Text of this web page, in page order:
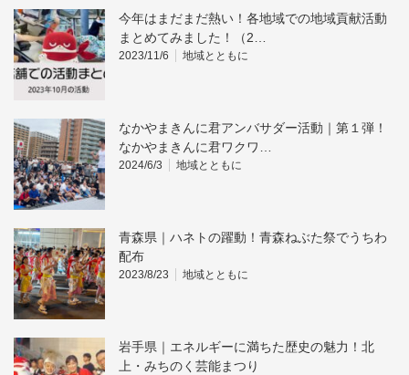
今年はまだまだ熱い！各地域での地域貢献活動
まとめてみました！（2…
2023/11/6 地域とともに
なかやまきんに君アンバサダー活動｜第１弾！
なかやまきんに君ワクワ…
2024/6/3 地域とともに
青森県｜ハネトの躍動！青森ねぶた祭でうちわ
配布
2023/8/23 地域とともに
岩手県｜エネルギーに満ちた歴史の魅力！北
上・みちのく芸能まつり